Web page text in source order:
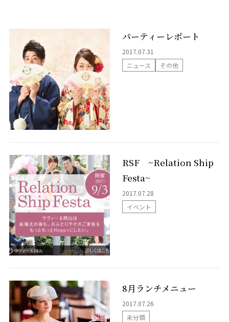
衣裳ご予約
お料理
パーティレポート
施設案内
Chapel
Banquet
嘉（Yorokobi）の間
ブルームガーデン
シャンティ
Bona（ボナ）
GENNU（ジェンヌ）
アクセス
よくあるご質問
式をされるお客様へ
パーティーレポート
2017.07.31
ニュース
その他
RSF ~Relation Ship
Festa~
2017.07.28
イベント
8月ランチメニュー
2017.07.26
未分類